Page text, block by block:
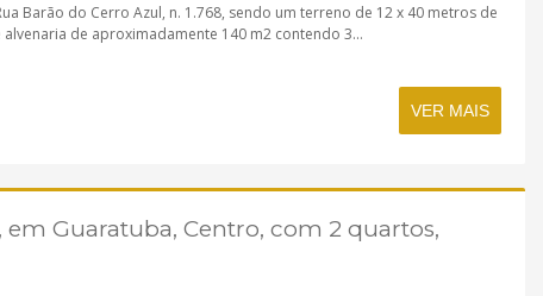
Barão do Cerro Azul, n. 1.768, sendo um terreno de 12 x 40 metros de
de aproximadamente 140 m2 contendo 3...
VER MAIS
Guaratuba, Centro, com 2 quartos,